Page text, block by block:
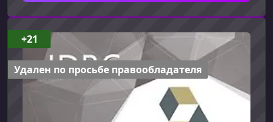
собой JDBCJDBC — это стандартный Java API,
который обеспечивает взаимодействие
приложения с различными реляционными
базами данных. Он позволяет выполнять
SQL‑зап
+21
Удален по просьбе правообладателя